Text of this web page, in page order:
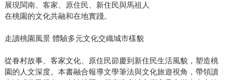
展現閩南、客家、原住民、新住民與馬祖人
在桃園的文化共融和在地實踐。
走讀桃園風景 體驗多元文化交織城市樣貌
從眷村故事、客家文化、原住民節慶到新住民生活風貌，塑造桃
園的人文深度。本書融合報導文學筆法與文化旅遊視角，帶領讀